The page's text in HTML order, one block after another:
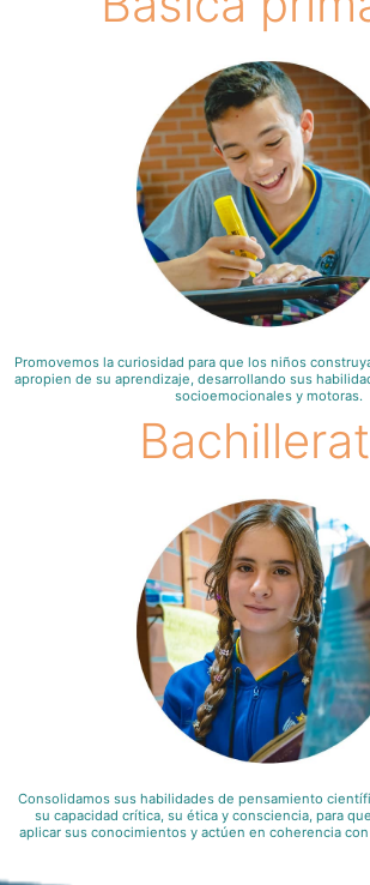
Promovemos la curiosidad para que los niños
apropien de su aprendizaje, desarrollando sus
socioemocionales y motoras.
Consolidamos sus habilidades de pensamiento
su capacidad crítica, su ética y consciencia, para
aplicar sus conocimientos y actúen en coherencia